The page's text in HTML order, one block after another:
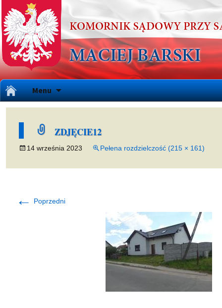
Menu
do
ZDJĘCIE12
14 września 2023 Pełena rozdzielczość (215 × 161)
← Poprzedni